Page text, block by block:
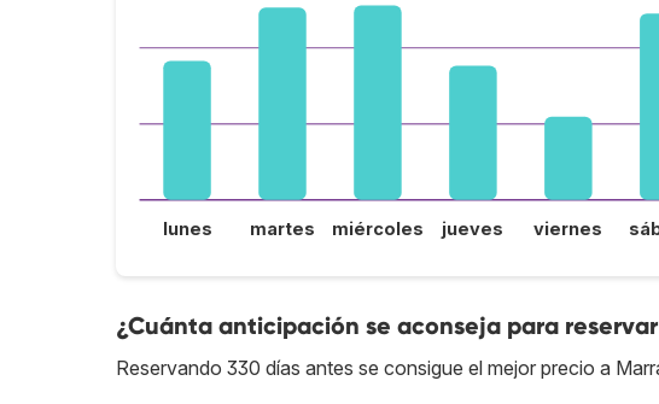
lunes martes miércoles jueves viernes
¿Cuánta anticipación se aconseja para
Reservando 330 días antes se consigue el mejor precio a